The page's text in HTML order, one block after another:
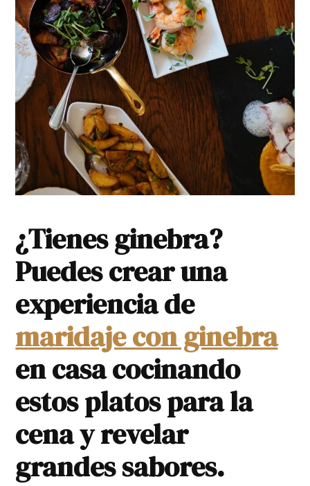
¿Tienes ginebra?
Puedes crear una
experiencia de
maridaje con ginebra
en casa cocinando
estos platos para la
cena y revelar
grandes sabores.